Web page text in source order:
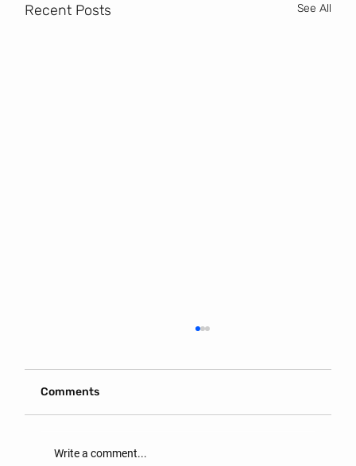
Recent Posts See All
Comments
Write a comment...